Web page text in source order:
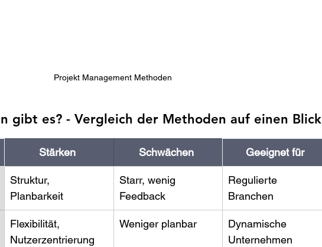
Projekt Management Methoden
gibt es? - Vergleich der Methoden auf einen Blick
Stärken Schwächen Geeignet für
Struktur,
Planbarkeit
Starr, wenig
Feedback
Regulierte
Branchen
Flexibilität,
Nutzerzentrierung
Weniger planbar
Dynamische
Unternehmen